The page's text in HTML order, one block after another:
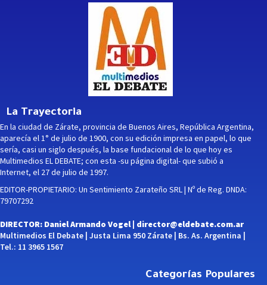
La Trayectoria
En la ciudad de Zárate, provincia de Buenos Aires, República Argentina,
aparecía el 1° de julio de 1900, con su edición impresa en papel, lo que
sería, casi un siglo después, la base fundacional de lo que hoy es
Multimedios EL DEBATE; con esta -su página digital- que subió a
Internet, el 27 de julio de 1997.
EDITOR-PROPIETARIO: Un Sentimiento Zarateño SRL | Nº de Reg. DNDA:
79707292
DIRECTOR: Daniel Armando Vogel | director@eldebate.com.ar
Multimedios El Debate | Justa Lima 950 Zárate | Bs. As. Argentina |
Tel.: 11 3965 1567
Categorías Populares